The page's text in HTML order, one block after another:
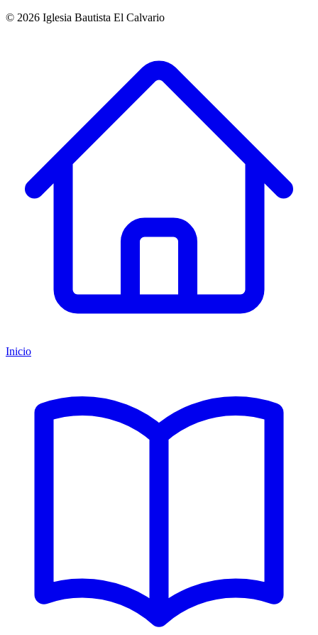
© 2026 Iglesia Bautista El Calvario
Inicio